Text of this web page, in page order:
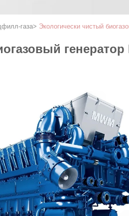
газа> Экологически чистый